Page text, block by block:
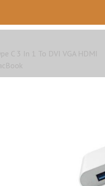
C 3 In 1 To DVI VGA HDMI